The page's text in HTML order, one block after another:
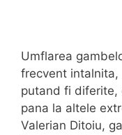
Umflarea
frecvent intalnita,
putand fi diferite,
pana la altele
Valerian Ditoiu,